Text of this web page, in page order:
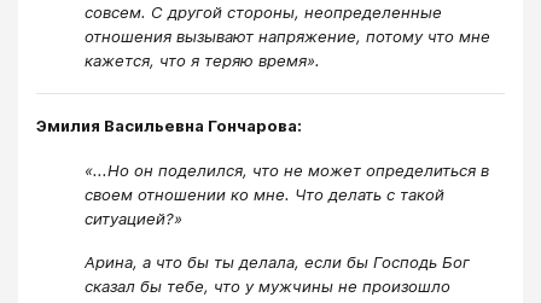
совсем. С другой стороны, неопределенные
отношения вызывают напряжение, потому что мне
кажется, что я теряю время».
Эмилия Васильевна Гончарова:
«...Но он поделился, что не может определиться в
своем отношении ко мне. Что делать с такой
ситуацией?»
Арина, а что бы ты делала, если бы Господь Бог
сказал бы тебе, что у мужчины не произошло